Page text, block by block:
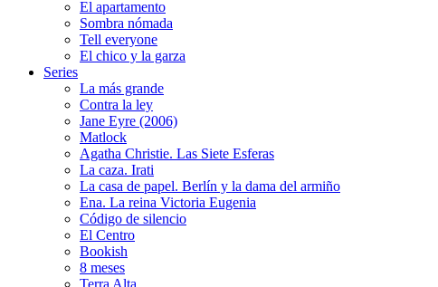
El apartamento
Sombra nómada
Tell everyone
El chico y la garza
Series
La más grande
Contra la ley
Jane Eyre (2006)
Matlock
Agatha Christie. Las Siete Esferas
La caza. Irati
La casa de papel. Berlín y la dama del armiño
Ena. La reina Victoria Eugenia
Código de silencio
El Centro
Bookish
8 meses